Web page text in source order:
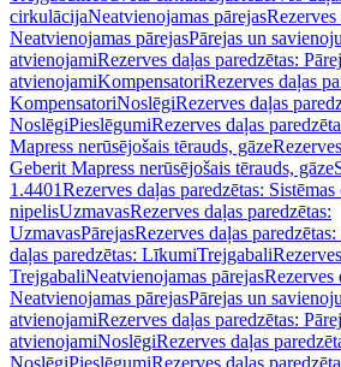
cirkulācijaNeatvienojamas pārejasRezerves
Neatvienojamas pārejasPārejas un
atvienojamiRezerves daļas paredzētas:
atvienojamiKompensatoriRezerves daļas
KompensatoriNoslēgiRezerves daļas
NoslēgiPieslēgumiRezerves daļas
Mapress nerūsējošais tērauds, gāze
Geberit Mapress nerūsējošais tērauds, gāze
1.4401Rezerves daļas paredzētas:
nipelisUzmavasRezerves daļas paredzētas:
UzmavasPārejasRezerves daļas paredzētas:
daļas paredzētas: LīkumiTrejgabali
TrejgabaliNeatvienojamas pārejasRezerves
Neatvienojamas pārejasPārejas un
atvienojamiRezerves daļas paredzētas:
atvienojamiNoslēgiRezerves daļas
NoslēgiPieslēgumiRezerves daļas